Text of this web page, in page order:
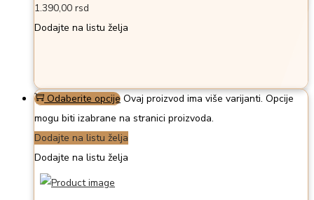
1.390,00 rsd
Dodajte na listu želja
Odaberite opcije Ovaj proizvod ima više varijanti. Opcije
mogu biti izabrane na stranici proizvoda.
Dodajte na listu želja
Dodajte na listu želja